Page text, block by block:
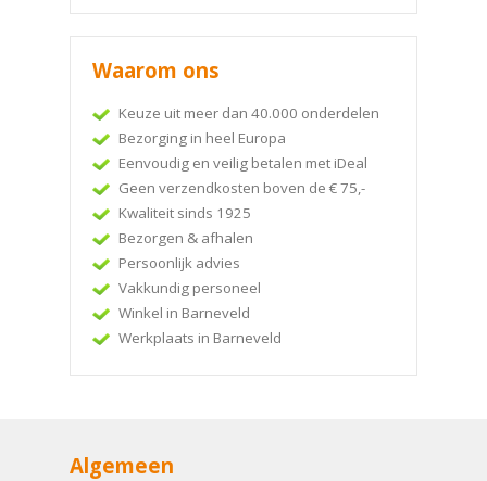
Waarom ons
Keuze uit meer dan 40.000 onderdelen
Bezorging in heel Europa
Eenvoudig en veilig betalen met iDeal
Geen verzendkosten boven de € 75,-
Kwaliteit sinds 1925
Bezorgen & afhalen
Persoonlijk advies
Vakkundig personeel
Winkel in Barneveld
Werkplaats in Barneveld
Algemeen